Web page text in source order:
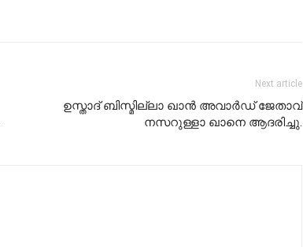
Next article
ഉസ്താദ് ബിസ്മില്ലാ ഖാൻ അവാർഡ് ജേതാവ്
നസറുള്ളാ ഖാനെ ആദരിച്ചു.